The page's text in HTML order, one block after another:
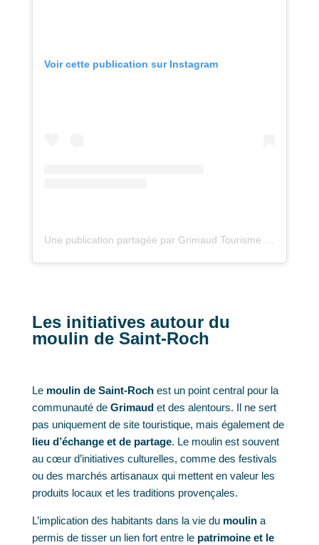
Voir cette publication sur Instagram
Une publication partagée par Grimaud Tourisme (@grimaudtourisme)
Les initiatives autour du
moulin de Saint-Roch
Le moulin de Saint-Rochest un point central pour la
communauté de Grimaudet des alentours. Il ne sert
pas uniquement de site touristique, mais également de
lieu d’échange et de partage. Le moulin est souvent
au cœur d’initiatives culturelles, comme des festivals
ou des marchés artisanaux qui mettent en valeur les
produits locaux et les traditions provençales.
L’implication des habitants dans la vie du moulina
permis de tisser un lien fort entre le patrimoine et le